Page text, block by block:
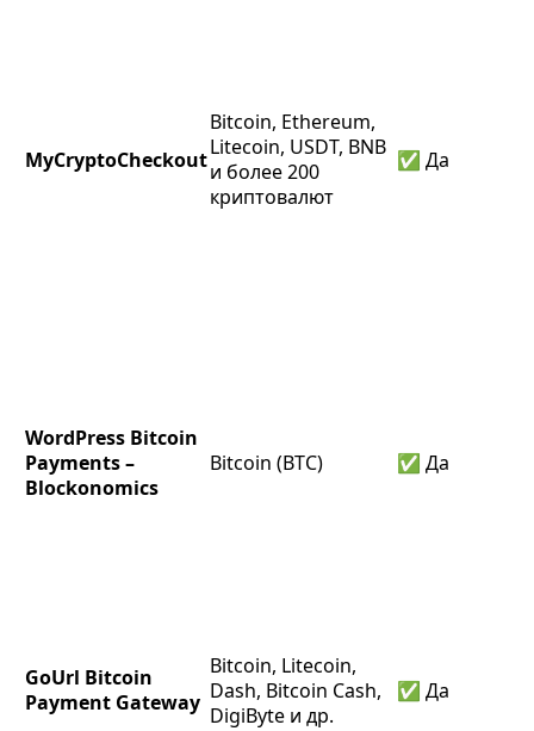
MyCryptoCheckout
Bitcoin, Ethereum,
Litecoin, USDT, BNB
и более 200
криптовалют
✅ Да
WordPress Bitcoin
Payments –
Blockonomics
Bitcoin (BTC) ✅ Да
GoUrl Bitcoin
Payment Gateway
Bitcoin, Litecoin,
Dash, Bitcoin Cash,
DigiByte и др.
✅ Да